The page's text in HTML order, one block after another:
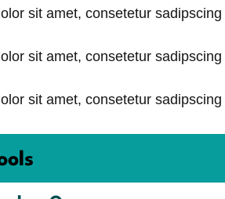
sit amet, consetetur
sit amet, consetetur
sit amet, consetetur